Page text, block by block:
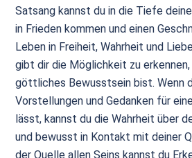
Satsang kannst du in die Tiefe
in Frieden kommen und einen
Leben in Freiheit, Wahrheit und
gibt dir die Möglichkeit zu
göttliches Bewusstsein bist. Wenn
Vorstellungen und Gedanken für
lässt, kannst du die Wahrheit über
und bewusst in Kontakt mit deiner
der Quelle allen Seins kannst du